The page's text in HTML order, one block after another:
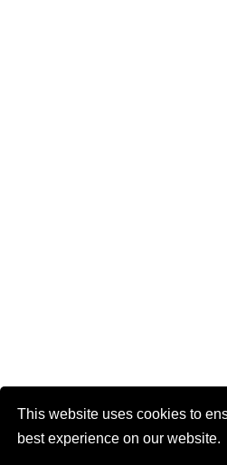
This website uses cookies to
best experience on our website.